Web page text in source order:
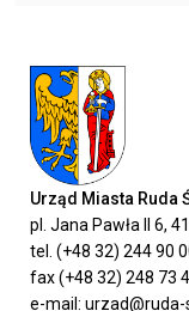
Urząd Miasta Ruda
pl. Jana Pawła II 6,
tel. (+48 32) 244 90
fax (+48 32) 248 73
e-mail: urzad@ruda-